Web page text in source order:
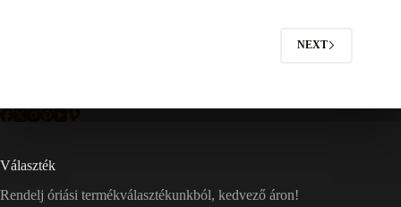
NEXT
Választék
Rendelj óriási termékválasztékunkból, kedvező áron!